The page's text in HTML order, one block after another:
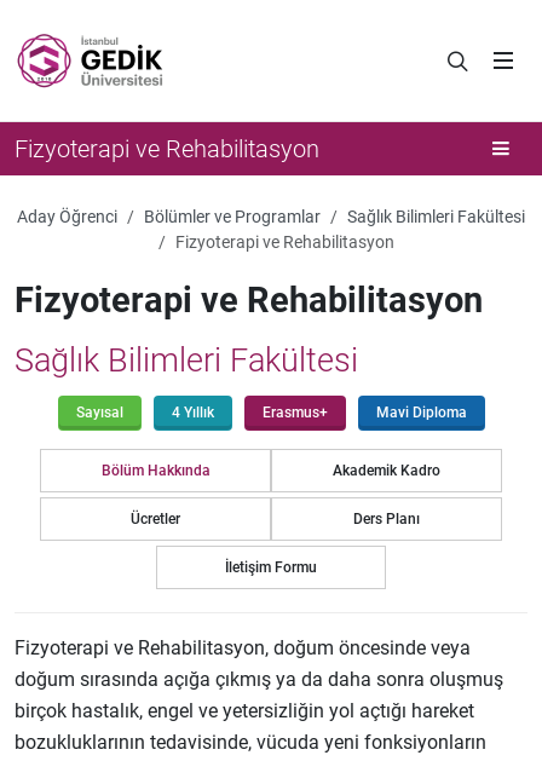
Fizyoterapi ve Rehabilitasyon
Aday Öğrenci Bölümler ve Programlar
Sağlık Bilimleri Fakültesi
Fizyoterapi ve Rehabilitasyon
Fizyoterapi ve Rehabilitasyon
Sağlık Bilimleri Fakültesi
Sayısal 4 Yıllık Erasmus+ Mavi Diploma
Bölüm Hakkında Akademik Kadro
Ücretler Ders Planı
İletişim Formu
Fizyoterapi ve Rehabilitasyon, doğum öncesinde veya
doğum sırasında açığa çıkmış ya da daha sonra oluşmuş
birçok hastalık, engel ve yetersizliğin yol açtığı hareket
bozukluklarının tedavisinde, vücuda yeni fonksiyonların